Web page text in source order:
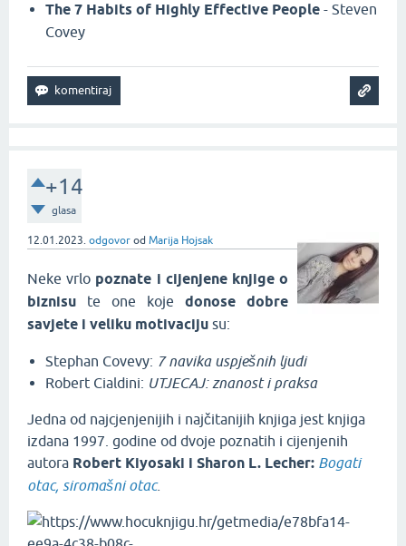
The 7 Habits of Highly Effective People - Steven
Covey
+14
glasa
12.01.2023. odgovor od Marija Hojsak
Neke vrlo poznate i cijenjene knjige o
biznisu te one koje donose dobre
savjete i veliku motivaciju su:
Stephan Covevy: 7 navika uspješnih ljudi
Robert Cialdini: UTJECAJ: znanost i praksa
Jedna od najcjenjenijih i najčitanijih knjiga jest knjiga
izdana 1997. godine od dvoje poznatih i cijenjenih
autora Robert Kiyosaki i Sharon L. Lecher: Bogati
otac, siromašni otac.